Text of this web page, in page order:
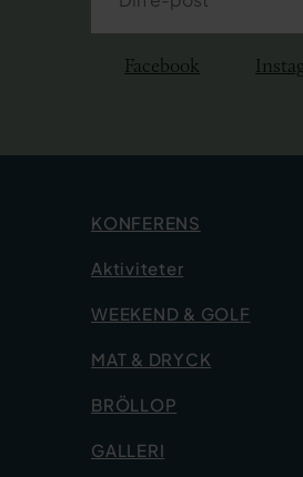
Facebook
KONFERENS
Aktiviteter
WEEKEND & GOLF
MAT & DRYCK
BRÖLLOP
GALLERI